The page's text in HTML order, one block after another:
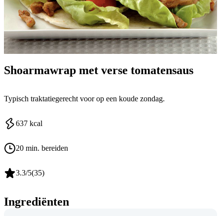
Shoarmawrap met verse tomatensaus
Typisch traktatiegerecht voor op een koude zondag.
637 kcal
20 min. bereiden
3.3/5(35)
Ingrediënten